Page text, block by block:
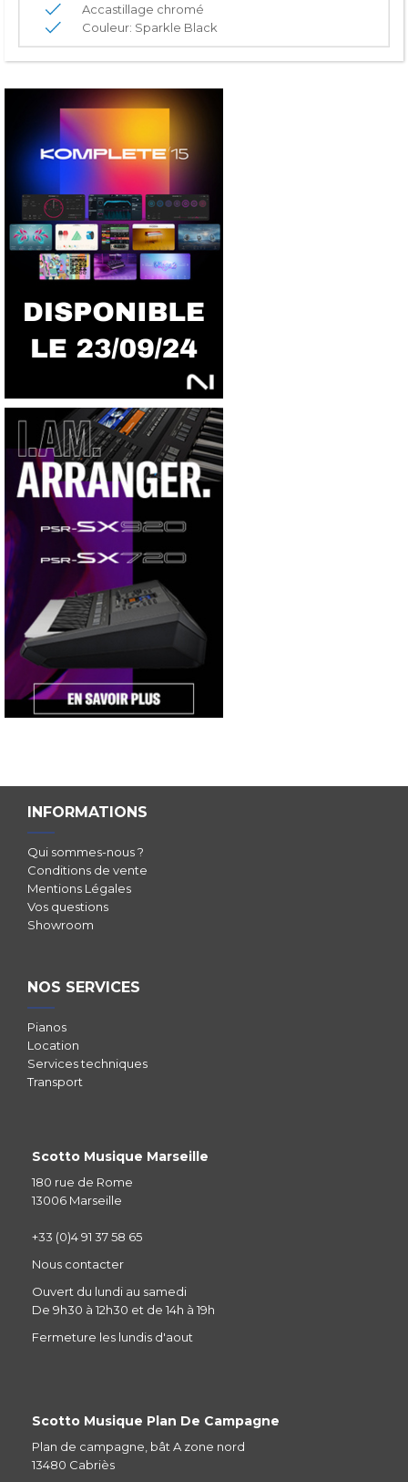
Accastillage chromé
Couleur: Sparkle Black
INFORMATIONS
Qui sommes-nous ?
Conditions de vente
Mentions Légales
Vos questions
Showroom
NOS SERVICES
Pianos
Location
Services techniques
Transport
Scotto Musique Marseille
180 rue de Rome
13006 Marseille
+33 (0)4 91 37 58 65
Nous contacter
Ouvert du lundi au samedi
De 9h30 à 12h30 et de 14h à 19h
Fermeture les lundis d'aout
Scotto Musique Plan De Campagne
Plan de campagne, bât A zone nord
13480 Cabriès